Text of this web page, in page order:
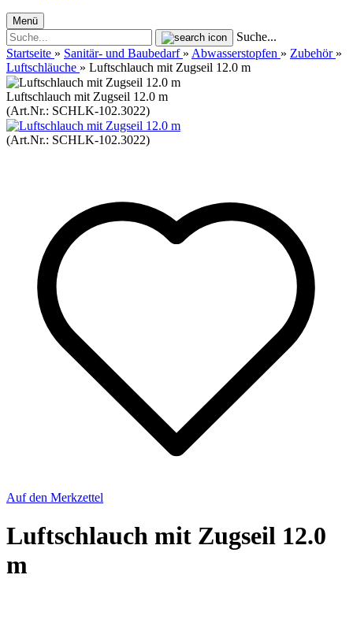
Menü
Suche...
Startseite » Sanitär- und Baubedarf » Abwasserstopfen » Zubehör »
Luftschläuche » Luftschlauch mit Zugseil 12.0 m
Luftschlauch mit Zugseil 12.0 m
(Art.Nr.: SCHLK-102.3022)
(Art.Nr.: SCHLK-102.3022)
Auf den Merkzettel
Luftschlauch mit Zugseil 12.0
m